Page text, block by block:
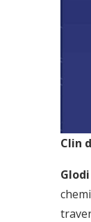
Clin
Glodi